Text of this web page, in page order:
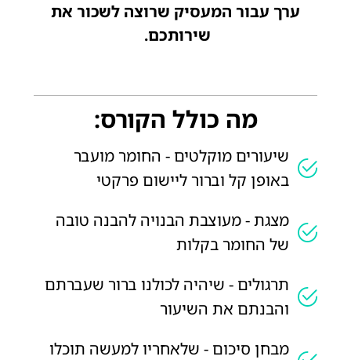
ערך עבור המעסיק שרוצה לשכור את
שירותכם.
מה כולל הקורס:
שיעורים מוקלטים - החומר מועבר
באופן קל וברור ליישום פרקטי
מצגת - מעוצבת הבנויה להבנה טובה
של החומר בקלות
תרגולים - שיהיה לכולנו ברור שעברתם
והבנתם את השיעור
מבחן סיכום - שלאחריו למעשה תוכלו